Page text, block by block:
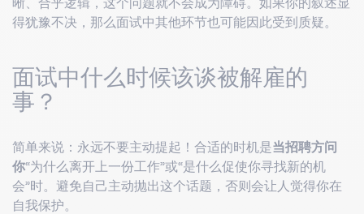
得犹豫不决，那么面试中其他环节也可能因此受到质疑。
面试中什么时候该谈被解雇的
事？
简单来说：永远不要主动提起！合适的时机是当招聘方问
你“为什么离开上一份工作”或“是什么促使你寻找新的机
会”时。避免自己主动抛出这个话题，否则会让人觉得你在
自我保护。